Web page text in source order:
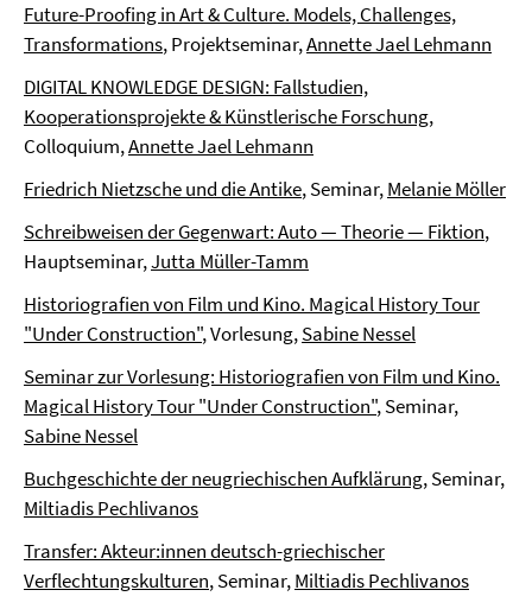
Future-Proofing in Art & Culture. Models, Challenges,
Transformations, Projektseminar,Annette Jael Lehmann
DIGITAL KNOWLEDGE DESIGN: Fallstudien,
Kooperationsprojekte & Künstlerische Forschung,
Colloquium,Annette Jael Lehmann
Friedrich Nietzsche und die Antike, Seminar,Melanie Möller
Schreibweisen der Gegenwart: Auto — Theorie — Fiktion,
Hauptseminar,Jutta Müller-Tamm
Historiografien von Film und Kino. Magical History Tour
"Under Construction", Vorlesung,Sabine Nessel
Seminar zur Vorlesung: Historiografien von Film und Kino.
Magical History Tour "Under Construction", Seminar,
Sabine Nessel
Buchgeschichte der neugriechischen Aufklärung, Seminar,
Miltiadis Pechlivanos
Transfer: Akteur:innen deutsch-griechischer
Verflechtungskulturen, Seminar,Miltiadis Pechlivanos